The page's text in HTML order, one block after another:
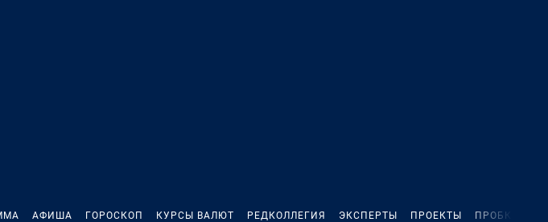
АФИША ГОРОСКОП КУРСЫ ВАЛЮТ РЕДКОЛЛЕГИЯ ЭКСПЕРТЫ ПРОЕКТЫ ПРОБКИ